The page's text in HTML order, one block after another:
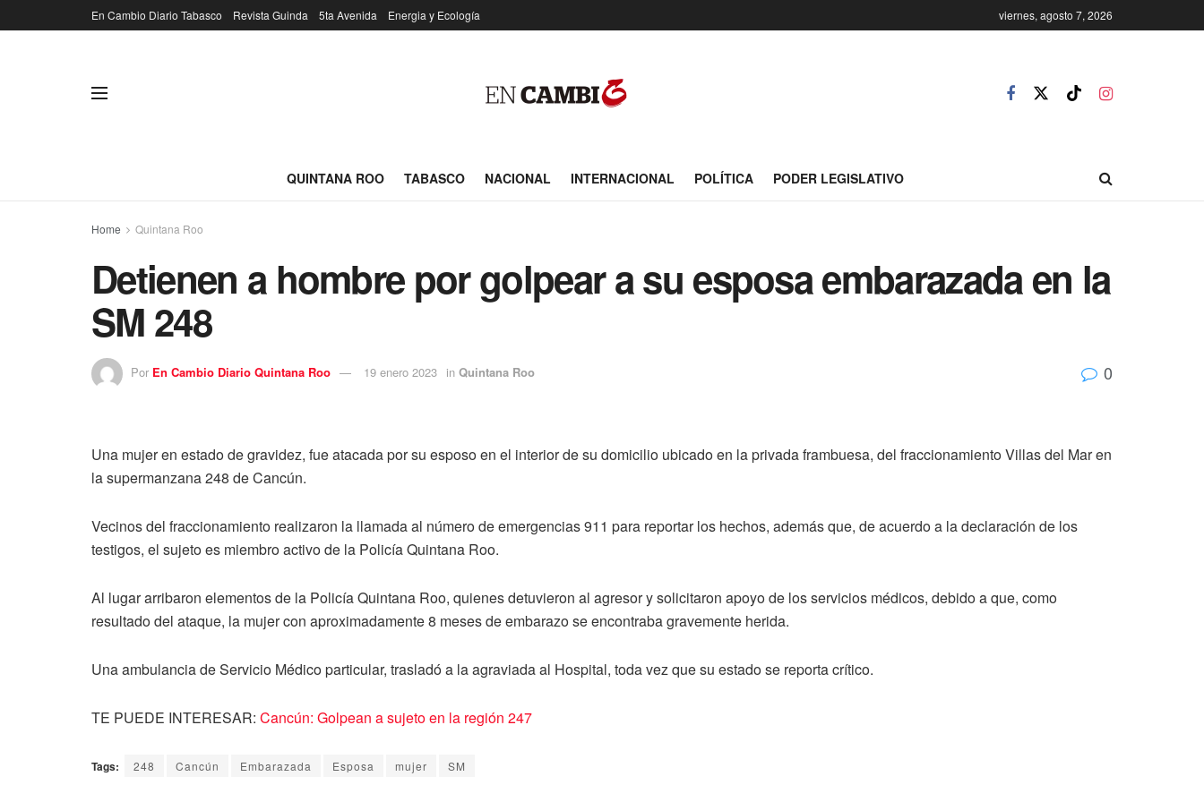
En Cambio Diario Tabasco Revista Guinda 5ta Avenida Energia y Ecología viernes, agosto 7, 2026
QUINTANA ROO TABASCO NACIONAL INTERNACIONAL POLÍTICA PODER LEGISLATIVO
Home Quintana Roo
Detienen a hombre por golpear a su esposa embarazada en la
SM 248
Por En Cambio Diario Quintana Roo 19 enero 2023 in Quintana Roo 0
Una mujer en estado de gravidez, fue atacada por su esposo en el interior de su domicilio ubicado en la privada frambuesa, del fraccionamiento Villas del Mar en
la supermanzana 248 de Cancún.
Vecinos del fraccionamiento realizaron la llamada al número de emergencias 911 para reportar los hechos, además que, de acuerdo a la declaración de los
testigos, el sujeto es miembro activo de la Policía Quintana Roo.
Al lugar arribaron elementos de la Policía Quintana Roo, quienes detuvieron al agresor y solicitaron apoyo de los servicios médicos, debido a que, como
resultado del ataque, la mujer con aproximadamente 8 meses de embarazo se encontraba gravemente herida.
Una ambulancia de Servicio Médico particular, trasladó a la agraviada al Hospital, toda vez que su estado se reporta crítico.
TE PUEDE INTERESAR: Cancún: Golpean a sujeto en la región 247
Tags: 248 Cancún Embarazada Esposa mujer SM